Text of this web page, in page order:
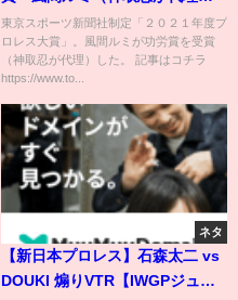
受賞）
東京スポーツ新聞社制定「２０２１年度プ
ロレス大賞」。風間ルミが功労賞を受賞
（神取忍が代理）した。 記事はコチラ
https://www.to...
ネタ
【新日本プロレス】石森太二 vs
DOUKI 煽りVTR【IWGPジュニ